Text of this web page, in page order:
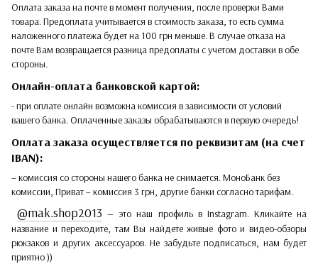
Оплата заказа на почте в момент получения, после проверки Вами
товара. Предоплата учитывается в стоимость заказа, то есть сумма
наложенного платежа будет на 100 грн меньше. В случае отказа на
почте Вам возвращается разница предоплаты с учетом доставки в обе
стороны.
Онлайн-оплата банковской картой:
- при оплате онлайн возможна комиссия в зависимости от условий
вашего банка. Оплаченные заказы обрабатываются в первую очередь!
Оплата заказа осуществляется по реквизитам (на счет
IBAN):
– комиссия со стороны нашего банка не снимается. МоноБанк без
комиссии, Приват – комиссия 3 грн, другие банки согласно тарифам.
@mak.shop2013 — это наш профиль в Instagram. Кликайте на
название и переходите, там Вы найдете живые фото и видео-обзоры
рюкзаков и других аксессуаров. Не забудьте подписаться, нам будет
приятно ))